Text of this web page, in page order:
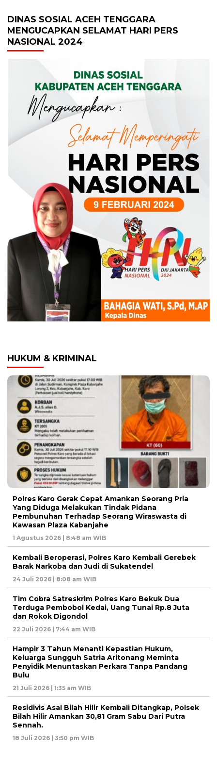
DINAS SOSIAL ACEH TENGGARA
MENGUCAPKAN SELAMAT HARI PERS
NASIONAL 2024
HUKUM & KRIMINAL
Polres Karo Gerak Cepat Amankan Seorang Pria
Yang Diduga Melakukan Tindak Pidana
Pembunuhan Terhadap Seorang Wiraswasta di
Kawasan Plaza Kabanjahe
1 Agustus 2026 | 8:48 am WIB
Kembali Beroperasi, Polres Karo Kembali Gerebek
Barak Narkoba dan Judi di Sukatendel
24 Juli 2026 | 8:08 am WIB
Tim Cobra Satreskrim Polres Karo Bekuk Dua
Terduga Pembobol Kedai, Uang Tunai Rp.8 Juta
dan Rokok Digondol
22 Juli 2026 | 7:44 am WIB
Hampir 3 Tahun Menanti Kepastian Hukum,
Keluarga Sungguh Satria Aritonang Meminta
Penyidik Menuntaskan Perkara Tanpa Pandang
Bulu
21 Juli 2026 | 1:35 am WIB
Residivis Asal Bilah Hilir Kembali Ditangkap, Polsek
Bilah Hilir Amankan 30,81 Gram Sabu Dari Putra
Sennah.
18 Juli 2026 | 3:50 pm WIB